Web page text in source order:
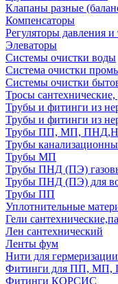
Клапаны разные
Компенсаторы
Регуляторы давления
Элеваторы
Системы очистки воды
Система очистки
Системы очистки
Тросы
Трубы и фитинги из
Трубы и фитинги из
Трубы ПП, МП,
Трубы
Трубы МП
Трубы ПНД (ПЭ)
Трубы ПНД (ПЭ) для
Трубы ПП
Уплотнительные
Гели
Лен сантехнический
Ленты фум
Нити для
Фитинги для ПП, МП,
Фитинги КОРСИС